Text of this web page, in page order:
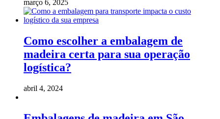
março 6, 2025
Como escolher a embalagem de
madeira certa para sua operação
logística?
abril 4, 2024